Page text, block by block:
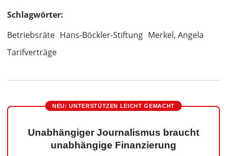
Schlagwörter:
Betriebsräte Hans-Böckler-Stiftung Merkel, Angela
Tarifverträge
NEU: UNTERSTÜTZEN LEICHT GEMACHT
Unabhängiger Journalismus braucht
unabhängige Finanzierung